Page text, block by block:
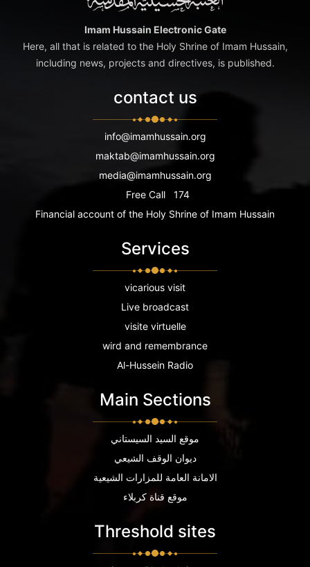
Imam Hussain Electronic Gate
Here, all that is related to the Holy Shrine of Imam Hussain,
including news, projects and directives, is published.
contact us
info@imamhussain.org
maktab@imamhussain.org
media@imamhussain.org
Free Call
174
Financial account of the Holy Shrine of Imam Hussain
Services
vicarious visit
Live broadcast
visite virtuelle
wird and remembrance
Al-Hussein Radio
Main Sections
موقع السيد السيستاني
ديوان الوقف الشيعي
الامانة العامة للمزارات الشيعية
موقع قناة كربلاء
Threshold sites